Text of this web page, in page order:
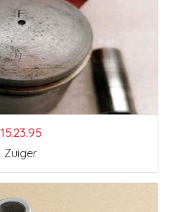
15.23.95
Zuiger